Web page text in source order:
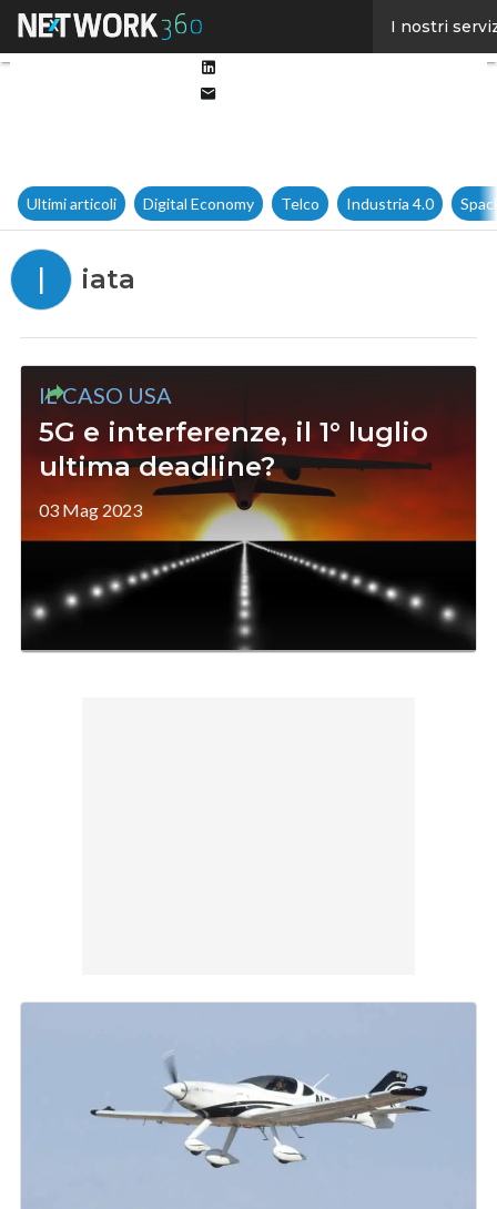
I nostri
Ultimi articoli Digital Economy Telco Industria 4.0
I iata
IL CASO USA
5G e interferenze, il 1° luglio
ultima deadline?
03 Mag 2023